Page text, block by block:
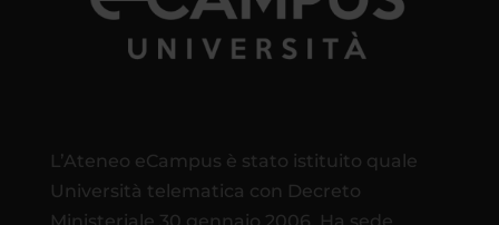
L’Ateneo eCampus è stato istituito quale
Università telematica con Decreto